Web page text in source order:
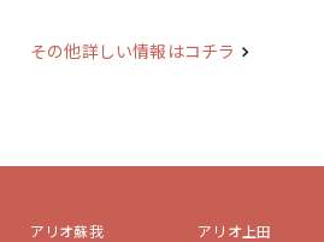
その他詳しい情報はコチラ
アリオ蘇我
アリオ上田